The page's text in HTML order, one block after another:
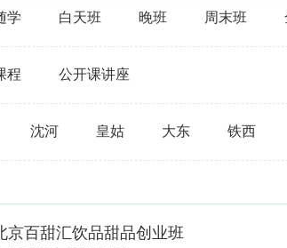
学 白天班 晚班 周末班
程 公开课讲座
沈河 皇姑 大东 铁西
京百甜汇饮品甜品创业班